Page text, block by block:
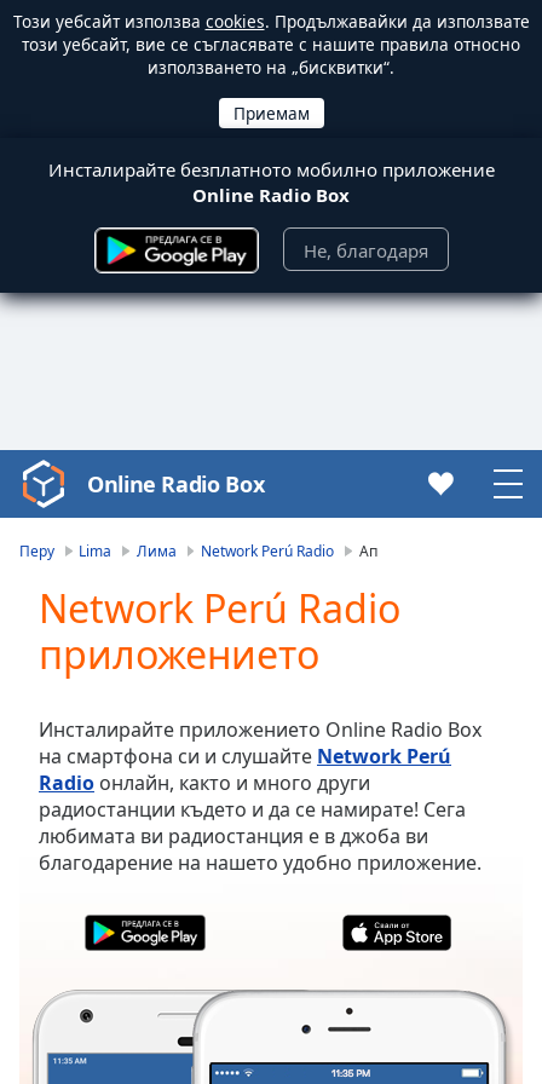
Този уебсайт използва cookies. Продължавайки да използвате
този уебсайт, вие се съгласявате с нашите правила относно
използването на „бисквитки“.
Инсталирайте безплатното мобилно приложение
Online Radio Box
Не, благодаря
Video
Player
Play
Video
Skip
Forward
Mute
Current
Time0:00
Duration-:-
Seek to
live,
behind
Online Radio Box
Перу Lima Лима Network Perú Radio Ап
Network Perú Radio
приложението
Инсталирайте приложението Online Radio Box
на смартфона си и слушайте Network Perú
Radio онлайн, както и много други
радиостанции където и да се намирате! Сега
любимата ви радиостанция е в джоба ви
благодарение на нашето удобно приложение.